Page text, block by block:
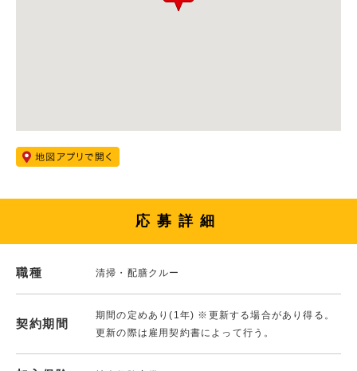
応募詳細
職種 清掃・配膳クルー
契約期間
期間の定めあり(1年) ※更新する場合があり得る。
更新の際は雇用契約書によって行う。